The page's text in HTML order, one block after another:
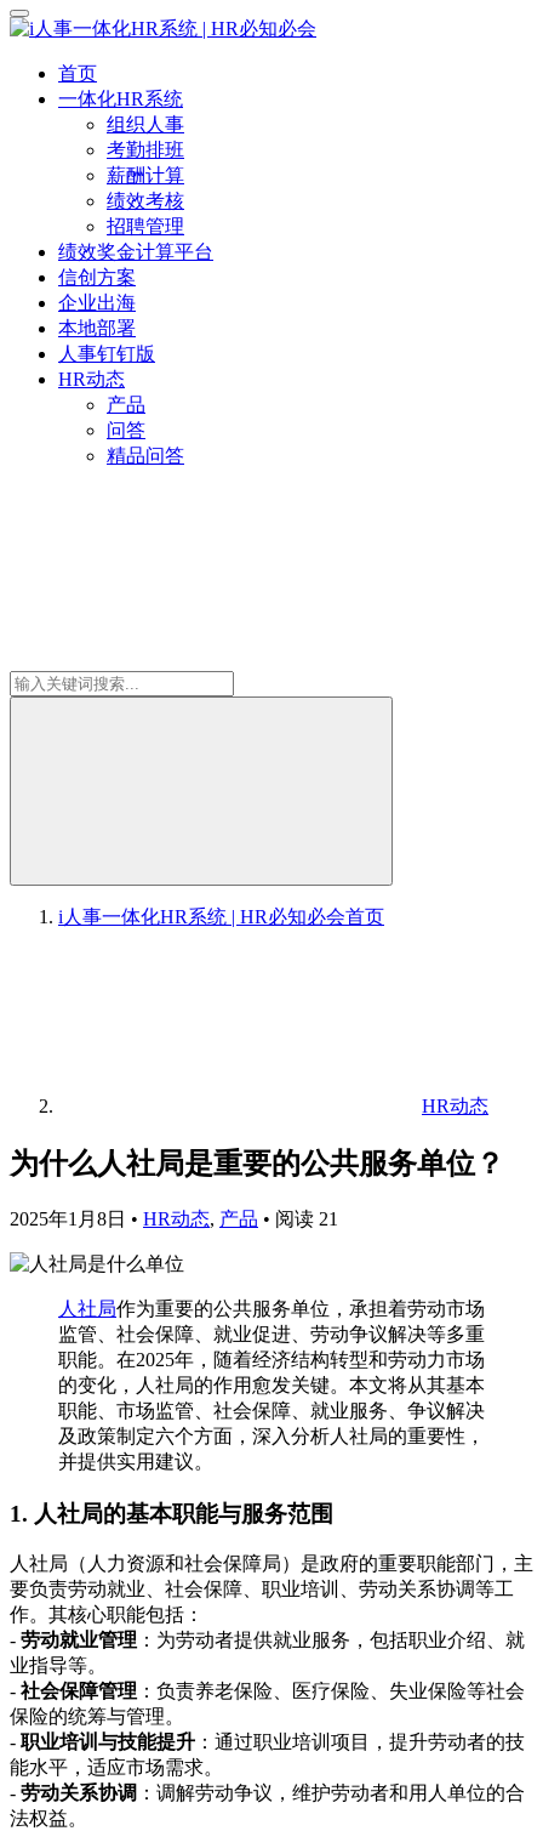
首页
一体化HR系统
组织人事
考勤排班
薪酬计算
绩效考核
招聘管理
绩效奖金计算平台
信创方案
企业出海
本地部署
人事钉钉版
HR动态
产品
问答
精品问答
i人事一体化HR系统 | HR必知必会首页
HR动态
为什么人社局是重要的公共服务单位？
2025年1月8日 • HR动态, 产品 • 阅读 21
人社局作为重要的公共服务单位，承担着劳动市场
监管、社会保障、就业促进、劳动争议解决等多重
职能。在2025年，随着经济结构转型和劳动力市场
的变化，人社局的作用愈发关键。本文将从其基本
职能、市场监管、社会保障、就业服务、争议解决
及政策制定六个方面，深入分析人社局的重要性，
并提供实用建议。
1. 人社局的基本职能与服务范围
人社局（人力资源和社会保障局）是政府的重要职能部门，主
要负责劳动就业、社会保障、职业培训、劳动关系协调等工
作。其核心职能包括：
- 劳动就业管理 ：为劳动者提供就业服务，包括职业介绍、就
业指导等。
- 社会保障管理 ：负责养老保险、医疗保险、失业保险等社会
保险的统筹与管理。
- 职业培训与技能提升 ：通过职业培训项目，提升劳动者的技
能水平，适应市场需求。
- 劳动关系协调 ：调解劳动争议，维护劳动者和用人单位的合
法权益。